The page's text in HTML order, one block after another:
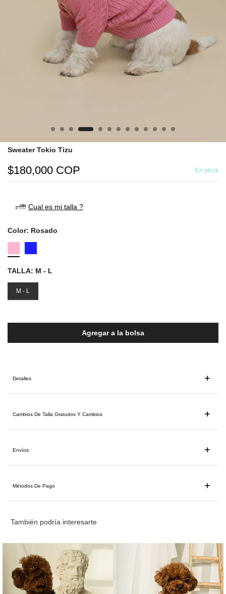
Sweater Tokio Tizu
$180,000 COP En stock
Cual es mi talla ?
Color: Rosado
TALLA: M - L
M - L
Agregar a la bolsa
Detalles
Cambios De Talla Gratuitos Y Cambios
Envíos
Métodos De Pago
También podría interesarte